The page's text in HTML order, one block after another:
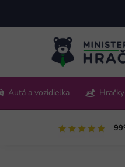
obsah
Pon-Pia 9:00-15:00
Autá a vozidielka Hračky